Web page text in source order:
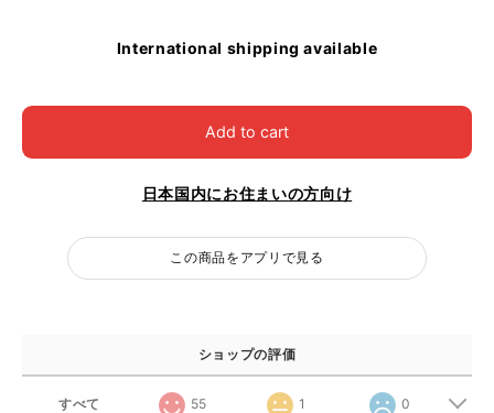
International shipping available
Add to cart
日本国内にお住まいの方向け
この商品をアプリで見る
ショップの評価
すべて 55 1 0